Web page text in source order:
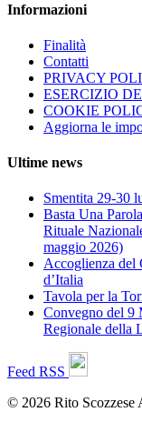
Informazioni
Finalità
Contatti
PRIVACY
ESERCIZIO
COOKIE
Aggiorna le
Ultime news
Smentita 29-30
Basta Una
Rituale
maggio 2026)
Accoglienza del
d’Italia
Tavola per la
Convegno del 9
Regionale della
Feed RSS
© 2026 Rito Scozzese